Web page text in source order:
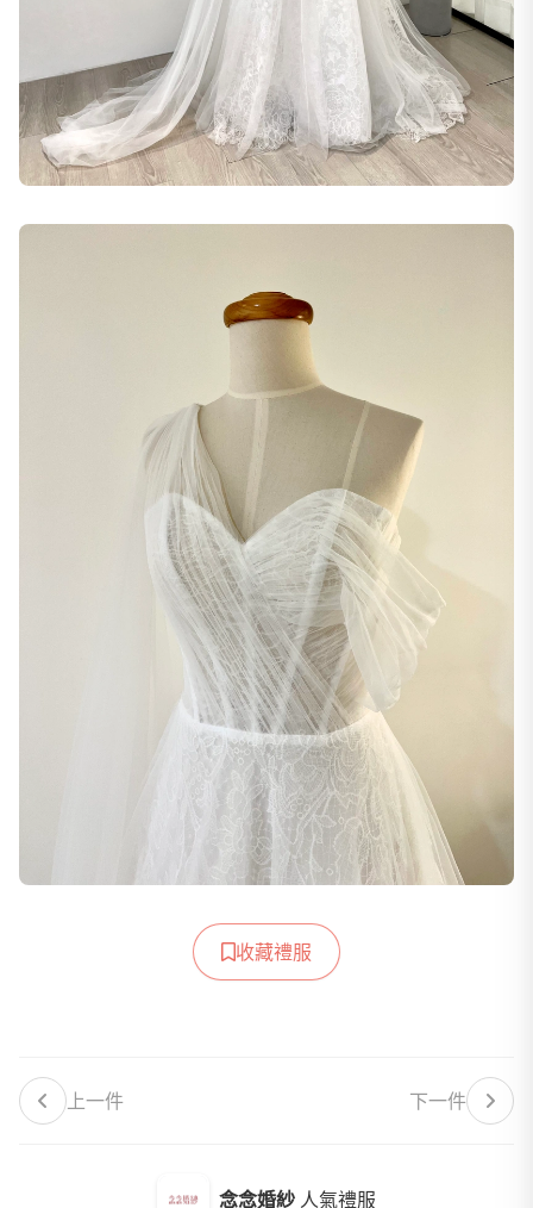
收藏禮服
上一件 下一件
念念婚紗 人氣禮服